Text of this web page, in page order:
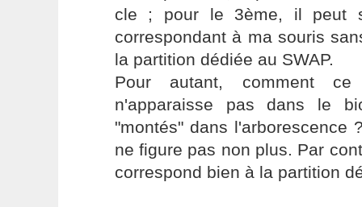
cle ; pour le 3ème, il peut
correspondant à ma souris
la partition dédiée au SWAP.
Pour autant, comment
n'apparaisse pas dans le
"montés" dans l'arborescence
ne figure pas non plus. Par
correspond bien à la partition